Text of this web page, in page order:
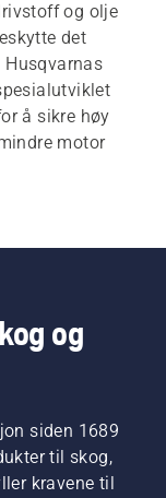
og olje
det
å sikre høy
motor
og
siden 1689
til skog,
kravene til